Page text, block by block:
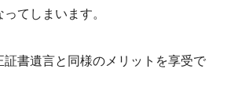
てしまいます。
書遺言と同様のメリットを享受で